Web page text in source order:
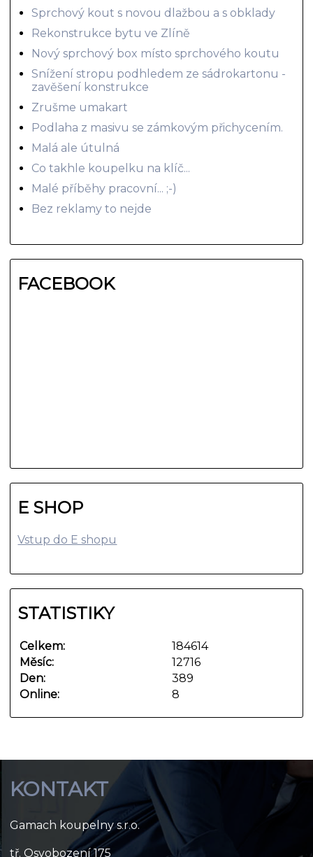
Sprchový kout s novou dlažbou a s obklady
Rekonstrukce bytu ve Zlíně
Nový sprchový box místo sprchového koutu
Snížení stropu podhledem ze sádrokartonu -
zavěšení konstrukce
Zrušme umakart
Podlaha z masivu se zámkovým přichycením.
Malá ale útulná
Co takhle koupelku na klíč...
Malé příběhy pracovní... ;-)
Bez reklamy to nejde
FACEBOOK
E SHOP
Vstup do E shopu
STATISTIKY
Online: 8
Celkem:
184614
Měsíc:
12716
Den:
389
KONTAKT
Gamach koupelny s.r.o.
tř. Osvobození 175